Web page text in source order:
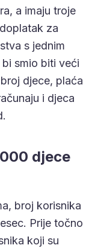
a imaju troje
za
s jednim
smio biti veći
djece, plaća
i djeca
djece
broj korisnika
Prije točno
koji su